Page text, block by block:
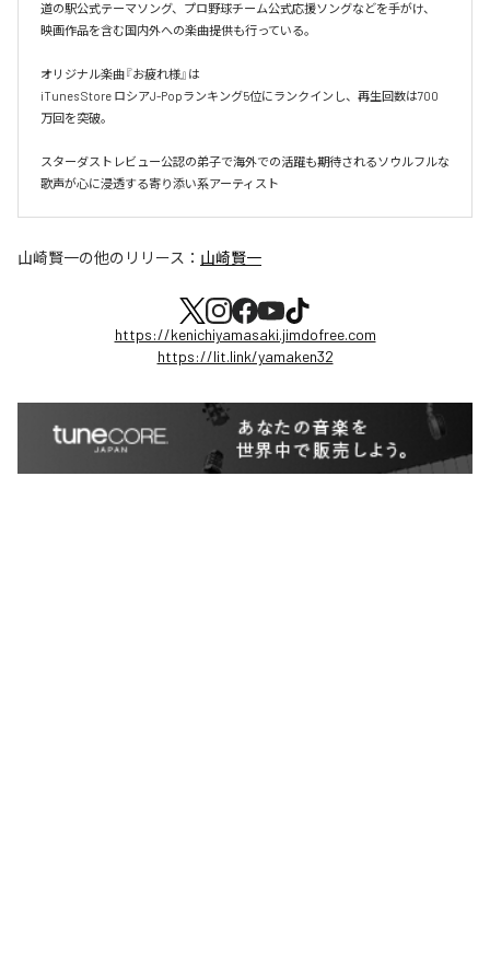
道の駅公式テーマソング、プロ野球チーム公式応援ソングなどを手がけ、
映画作品を含む国内外への楽曲提供も行っている。
オリジナル楽曲『お疲れ様』は
iTunes Store ロシアJ-Popランキング5位にランクインし、再生回数は700
万回を突破。
スターダストレビュー公認の弟子で海外での活躍も期待されるソウルフルな
歌声が心に浸透する寄り添い系アーティスト
山崎賢一の他のリリース： 山崎賢一
https://kenichiyamasaki.jimdofree.com
https://lit.link/yamaken32